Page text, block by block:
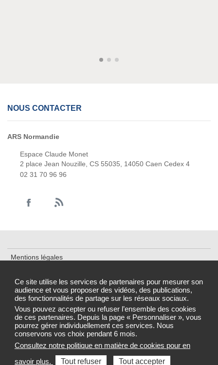
Ce site utilise les services de partenaires pour mesurer son
audience et vous proposer des vidéos, des publications,
des fonctionnalités de partage sur les réseaux sociaux.
Vous pouvez accepter ou refuser l’ensemble des cookies
de ces partenaires. Depuis la page « Personnaliser », vous
pourrez gérer individuellement ces services. Nous
conservons vos choix pendant 6 mois.
Consultez notre politique en matière de cookies pour en
savoir plus.
Tout refuser Tout accepter
NOUS CONTACTER
ARS Normandie
Espace Claude Monet
2 place Jean Nouzille, CS 55035, 14050 Caen Cedex 4
02 31 70 96 96
Mentions légales
Accessibilité : partiellement conforme
Gestion des cookies
Sélectionnez une région pour accéder au site de votre Agence